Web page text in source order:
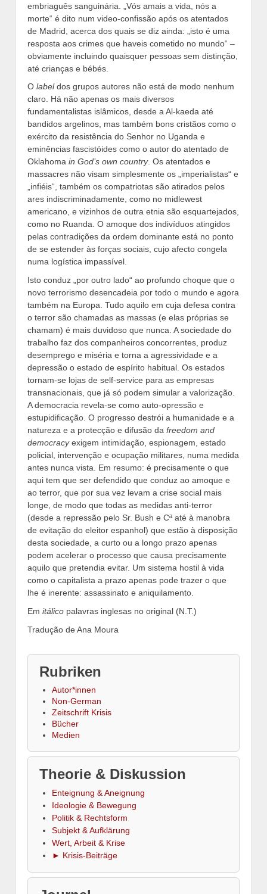
embriaguês sanguinária. „Vós amais a vida, nós a
morte“ é dito num video-confissão após os atentados
de Madrid, acerca dos quais se diz ainda: „isto é uma
resposta aos crimes que haveis cometido no mundo“ –
obviamente incluindo quaisquer pessoas sem distinção,
até crianças e bébés.
O labeldos grupos autores não está de modo nenhum
claro. Há não apenas os mais diversos
fundamentalistas islâmicos, desde a Al-kaeda até
bandidos argelinos, mas também bons cristãos como o
exército da resistência do Senhor no Uganda e
eminências fascistóides como o autor do atentado de
Oklahoma in God’s own country. Os atentados e
massacres não visam simplesmente os „imperialistas“ e
„infiéis“, também os compatriotas são atirados pelos
ares indiscriminadamente, como no midlewest
americano, e vizinhos de outra etnia são esquartejados,
como no Ruanda. O amoque dos indivíduos atingidos
pelas contradições da ordem dominante está no ponto
de se estender às forças sociais, cujo afecto congela
numa logística impassível.
Isto conduz „por outro lado“ ao profundo choque que o
novo terrorismo desencadeia por todo o mundo e agora
também na Europa. Tudo aquilo em cuja defesa contra
o terror são chamadas as massas (e elas próprias se
chamam) é mais duvidoso que nunca. A sociedade do
trabalho faz dos companheiros concorrentes, produz
desemprego e miséria e torna a agressividade e a
depressão o estado de espírito habitual. Os estados
tornam-se lojas de self-service para as empresas
transnacionais, que já só podem simular a valorização.
A democracia revela-se como auto-opressão e
estupidificação. O progresso destrói a humanidade e a
natureza e a protecção e difusão da freedom and
democracyexigem intimidação, espionagem, estado
policial, intervenção e ocupação militares, numa medida
antes nunca vista. Em resumo: é precisamente o que
aqui tem que ser defendido que conduz ao amoque e
ao terror, que por sua vez levam a crise social mais
longe, de modo que todas as medidas anti-terror
(desde a repressão pelo Sr. Bush e Cª até à manobra
de evitação do eleitor espanhol) que estão à disposição
desta sociedade, a curto ou a longo prazo apenas
podem acelerar o processo que causa precisamente
aquilo que pretendia evitar. Um sistema hostil à vida
como o capitalista a prazo apenas pode trazer o que
lhe é inerente: assassinato e aniquilamento.
Em itálico palavras inglesas no original (N.T.)
Tradução de Ana Moura
Rubriken
Autor*innen
Non-German
Zeitschrift Krisis
Bücher
Medien
Theorie & Diskussion
Enteignung & Aneignung
Ideologie & Bewegung
Politik & Rechtsform
Subjekt & Aufklärung
Wert, Arbeit & Krise
► Krisis-Beiträge